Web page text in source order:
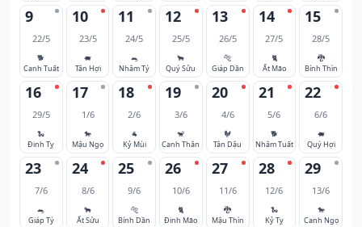
9
22/5
🐕
Canh Tuất
10
23/5
🐖
Tân Hợi
11
24/5
🐀
Nhâm Tý
12
25/5
🐂
Quý Sửu
13
26/5
🐅
Giáp Dần
14
27/5
🐈
Ất Mão
15
28/5
🐉
Bính Thìn
16
29/5
🐍
Đinh Tỵ
17
1/6
🐎
Mậu Ngọ
18
2/6
🐐
Kỷ Mùi
19
3/6
🐒
Canh Thân
20
4/6
🐓
Tân Dậu
21
5/6
🐕
Nhâm Tuất
22
6/6
🐖
Quý Hợi
23
7/6
🐀
Giáp Tý
24
8/6
🐂
Ất Sửu
25
9/6
🐅
Bính Dần
26
10/6
🐈
Đinh Mão
27
11/6
🐉
Mậu Thìn
28
12/6
🐍
Kỷ Tỵ
29
13/6
🐎
Canh Ngọ